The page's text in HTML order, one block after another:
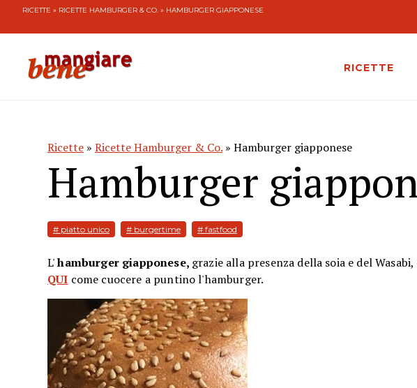
RICETTE » RICETTE HAMBURGER & CO. » HAMBURGER GIAPPONESE
RICETTE
Ricette » Ricette Hamburger & Co. » Hamburger giapponese
Hamburger
# piatto unico # burgertime # fastfood
L'hamburger giapponese, grazie alla presenza della soia e del
QUI come cuocere a puntino l'hamburger.